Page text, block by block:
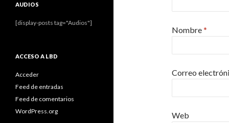
Nombre*
Correo
Web
AUDIOS
[display-posts tag="Audios"]
ACCESO A LBD
Acceder
Feed de entradas
Feed de comentarios
WordPress.org